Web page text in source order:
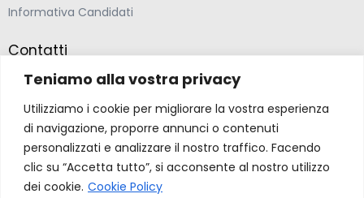
Teniamo alla vostra privacy
Utilizziamo i cookie per migliorare la vostra esperienza
di navigazione, proporre annunci o contenuti
personalizzati e analizzare il nostro traffico. Facendo
clic su “Accetta tutto”, si acconsente al nostro utilizzo
dei cookie. Cookie Policy
Informativa Candidati
Contatti
Farmacia Ponte Ospedaletto S.N.C
Via della Solidarietà 2,
47020 Longiano, Forlì-Cesena